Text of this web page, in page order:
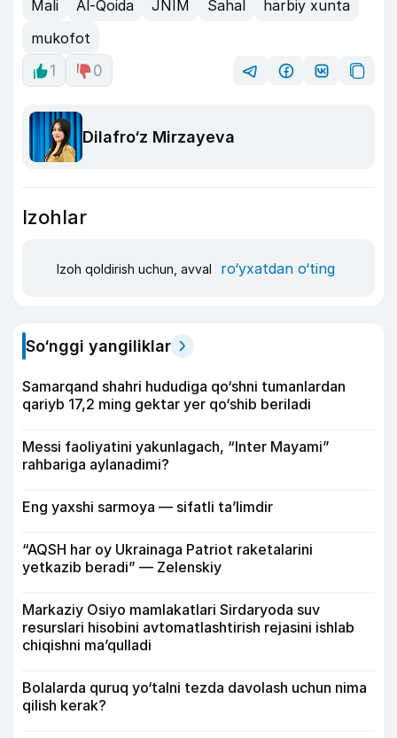
Mali Al-Qoida JNIM Sahal
harbiy xunta
mukofot
1
0
Dilafro‘z Mirzayeva
Izohlar
Izoh qoldirish uchun, avval ro‘yxatdan o‘ting
So‘nggi yangiliklar
Samarqand shahri hududiga qo‘shni tumanlardan
qariyb 17,2 ming gektar yer qo‘shib beriladi
Messi faoliyatini yakunlagach, “Inter Mayami”
rahbariga aylanadimi?
Eng yaxshi sarmoya — sifatli ta’limdir
“AQSH har oy Ukrainaga Patriot raketalarini
yetkazib beradi” — Zelenskiy
Markaziy Osiyo mamlakatlari Sirdaryoda suv
resurslari hisobini avtomatlashtirish rejasini ishlab
chiqishni ma’qulladi
Bolalarda quruq yo‘talni tezda davolash uchun nima
qilish kerak?